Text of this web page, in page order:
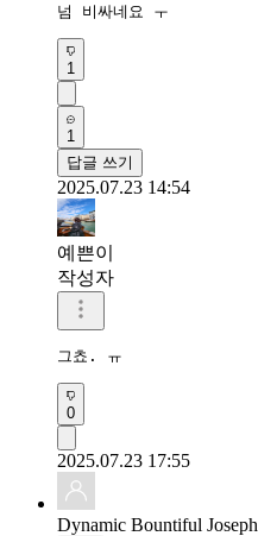
넘 비싸네요 ㅜ
1
1
답글 쓰기
2025.07.23 14:54
예쁜이
작성자
그쵸. ㅠ
0
2025.07.23 17:55
Dynamic Bountiful Joseph